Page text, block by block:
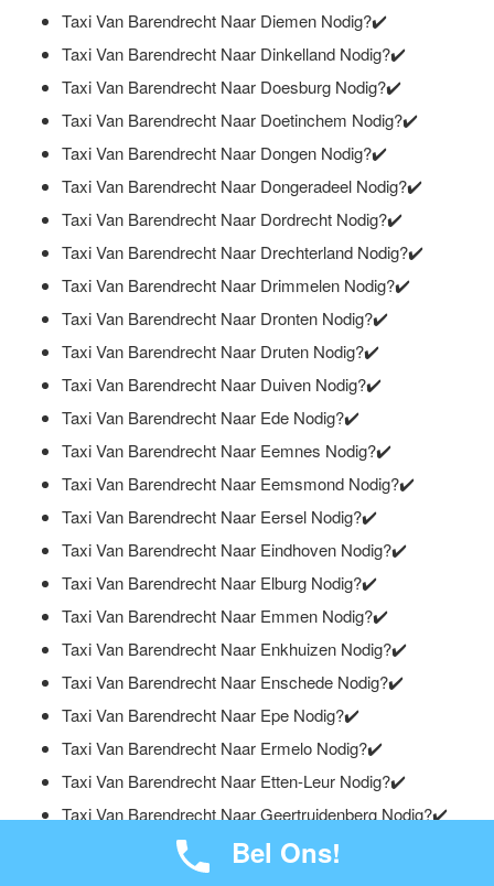
Taxi Van Barendrecht Naar Diemen Nodig?✔️
Taxi Van Barendrecht Naar Dinkelland Nodig?✔️
Taxi Van Barendrecht Naar Doesburg Nodig?✔️
Taxi Van Barendrecht Naar Doetinchem Nodig?✔️
Taxi Van Barendrecht Naar Dongen Nodig?✔️
Taxi Van Barendrecht Naar Dongeradeel Nodig?✔️
Taxi Van Barendrecht Naar Dordrecht Nodig?✔️
Taxi Van Barendrecht Naar Drechterland Nodig?✔️
Taxi Van Barendrecht Naar Drimmelen Nodig?✔️
Taxi Van Barendrecht Naar Dronten Nodig?✔️
Taxi Van Barendrecht Naar Druten Nodig?✔️
Taxi Van Barendrecht Naar Duiven Nodig?✔️
Taxi Van Barendrecht Naar Ede Nodig?✔️
Taxi Van Barendrecht Naar Eemnes Nodig?✔️
Taxi Van Barendrecht Naar Eemsmond Nodig?✔️
Taxi Van Barendrecht Naar Eersel Nodig?✔️
Taxi Van Barendrecht Naar Eindhoven Nodig?✔️
Taxi Van Barendrecht Naar Elburg Nodig?✔️
Taxi Van Barendrecht Naar Emmen Nodig?✔️
Taxi Van Barendrecht Naar Enkhuizen Nodig?✔️
Taxi Van Barendrecht Naar Enschede Nodig?✔️
Taxi Van Barendrecht Naar Epe Nodig?✔️
Taxi Van Barendrecht Naar Ermelo Nodig?✔️
Taxi Van Barendrecht Naar Etten-Leur Nodig?✔️
Taxi Van Barendrecht Naar Geertruidenberg Nodig?✔️
Taxi Van Barendrecht Naar Geldermalsen Nodig?✔️
Taxi Van Barendrecht Naar Geldrop Nodig?✔️
Bel Ons!